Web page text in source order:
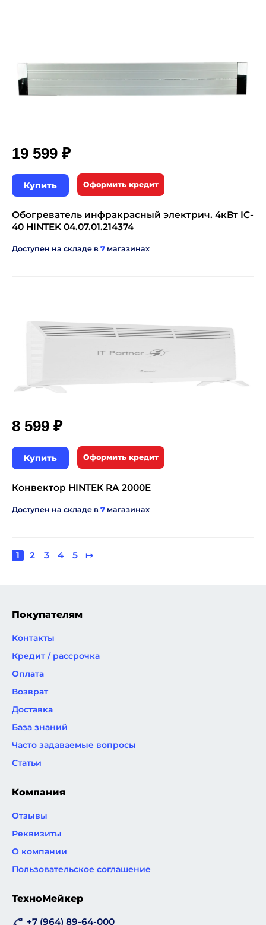
19 599 ₽
Купить Оформить кредит
Обогреватель инфракрасный электрич. 4кВт IC-
40 HINTEK 04.07.01.214374
Доступен на складе в 7 магазинах
8 599 ₽
Купить Оформить кредит
Конвектор HINTEK RA 2000E
Доступен на складе в 7 магазинах
Нумерация
Текущая
1 Page
2 Page
3 Page
4 Page
5
Следующая
↦
Покупателям
Контакты
Кредит / рассрочка
Оплата
Возврат
Доставка
База знаний
Часто задаваемые вопросы
Статьи
Компания
Отзывы
Реквизиты
О компании
Пользовательское соглашение
ТехноМейкер
+7 (964) 89-64-000